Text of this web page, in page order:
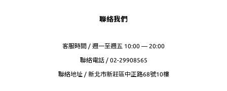
聯絡我們
客服時間 / 週一至週五 10:00 — 20:00
聯絡電話 / 02-29908565
聯絡地址 / 新北市新莊區中正路68號10樓